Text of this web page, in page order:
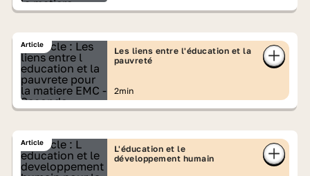
Article
Les liens entre l'éducation et la
pauvreté
2min
Article
L'éducation et le
développement humain